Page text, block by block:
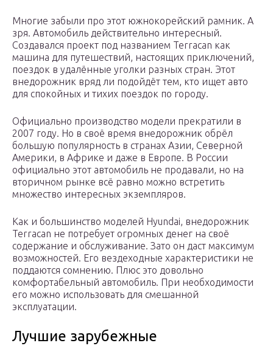
Многие забыли про этот южнокорейский рамник. А
зря. Автомобиль действительно интересный.
Создавался проект под названием Terracan как
машина для путешествий, настоящих приключений,
поездок в удалённые уголки разных стран. Этот
внедорожник вряд ли подойдёт тем, кто ищет авто
для спокойных и тихих поездок по городу.
Официально производство модели прекратили в
2007 году. Но в своё время внедорожник обрёл
большую популярность в странах Азии, Северной
Америки, в Африке и даже в Европе. В России
официально этот автомобиль не продавали, но на
вторичном рынке всё равно можно встретить
множество интересных экземпляров.
Как и большинство моделей Hyundai, внедорожник
Terracan не потребует огромных денег на своё
содержание и обслуживание. Зато он даст максимум
возможностей. Его вездеходные характеристики не
поддаются сомнению. Плюс это довольно
комфортабельный автомобиль. При необходимости
его можно использовать для смешанной
эксплуатации.
Лучшие зарубежные